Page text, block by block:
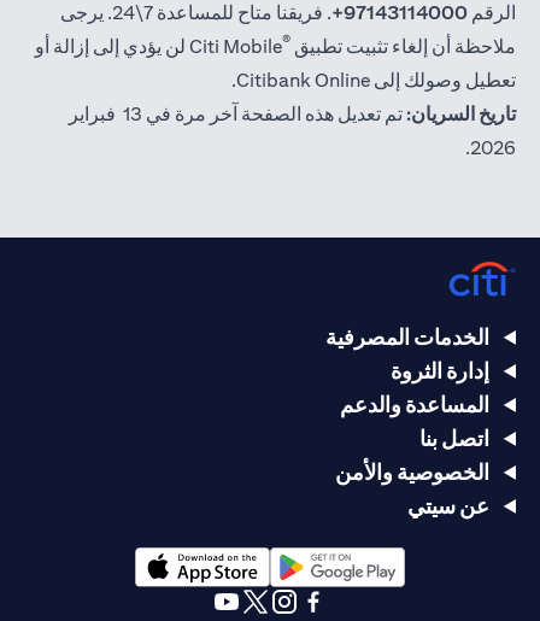
الرقم 97143114000+
. فريقنا متاح للمساعدة 7\24. يرجى
ملاحظة أن إلغاء تثبيت تطبيق ®
Citi Mobile لن يؤدي إلى إزالة أو
تعطيل وصولك إلى Citibank Online.
تاريخ السريان:
تم تعديل هذه الصفحة آخر مرة في 13 فبراير
2026.
الخدمات المصرفية
إدارة الثروة
المساعدة والدعم
اتصل بنا
الخصوصية والأمن
عن سيتي
(opens in a new tab)